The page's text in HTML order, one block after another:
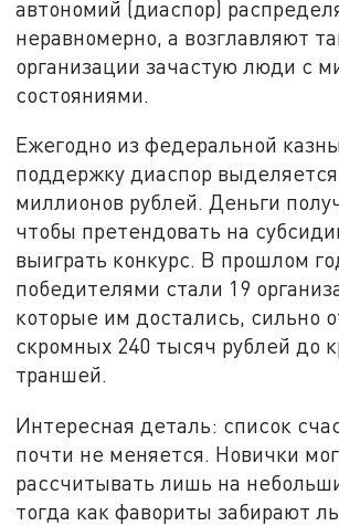
автономий (диаспор)
неравномерно, а возглавляют
организации зачастую люди с
состояниями.
Ежегодно из федеральной
поддержку диаспор
миллионов рублей. Деньги
чтобы претендовать на
выиграть конкурс. В прошлом
победителями стали 19
которые им достались, сильно
скромных 240 тысяч рублей до
траншей.
Интересная деталь: список
почти не меняется. Новички
рассчитывать лишь на
тогда как фавориты забирают